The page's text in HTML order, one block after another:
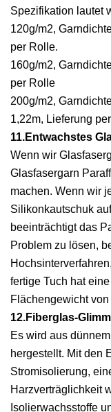
Spezifikation lautet
120g/m2,
per Rolle.
160g/m2,
per Rolle
200g/m2,
1,22m, Lieferung
11.Entwachstes
Wenn wir
Glasfasergarn
machen. Wenn wir
Silikonkautschuk
beeinträchtigt das
Problem zu lösen,
fertige Tuch hat
Flächengewicht
12.Fiberglas-
Es wird aus
hergestellt. Mit den
Stromisolierung,
Harzverträglichkeit
Isolierwachsstoffe